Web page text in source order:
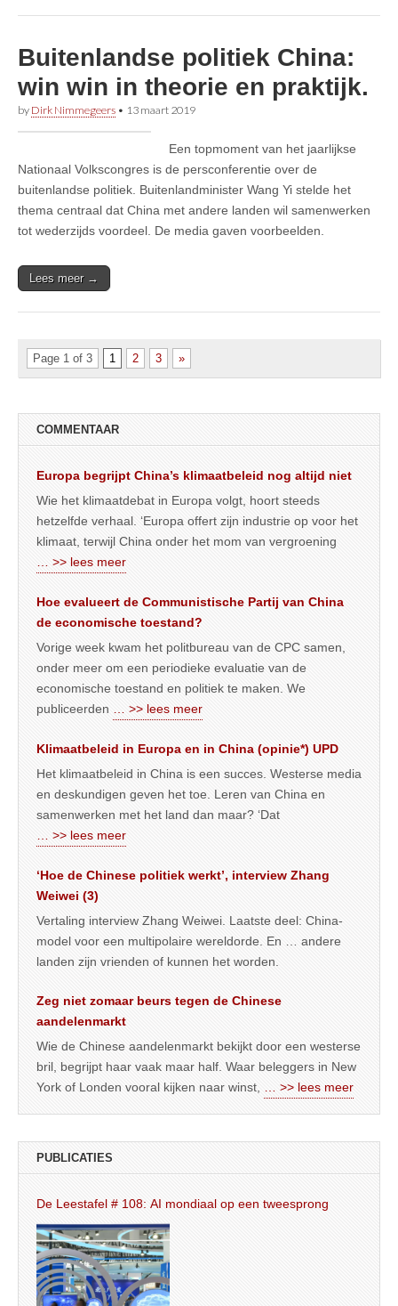
Buitenlandse politiek China:
win win in theorie en praktijk.
by Dirk Nimmegeers • 13 maart 2019
Een topmoment van het jaarlijkse
Nationaal Volkscongres is de persconferentie over de
buitenlandse politiek. Buitenlandminister Wang Yi stelde het
thema centraal dat China met andere landen wil samenwerken
tot wederzijds voordeel. De media gaven voorbeelden.
Lees meer →
Page 1 of 3 1 2 3 »
COMMENTAAR
Europa begrijpt China’s klimaatbeleid nog altijd niet
Wie het klimaatdebat in Europa volgt, hoort steeds
hetzelfde verhaal. ‘Europa offert zijn industrie op voor het
klimaat, terwijl China onder het mom van vergroening
… >> lees meer
Hoe evalueert de Communistische Partij van China
de economische toestand?
Vorige week kwam het politbureau van de CPC samen,
onder meer om een periodieke evaluatie van de
economische toestand en politiek te maken. We
publiceerden
… >> lees meer
Klimaatbeleid in Europa en in China (opinie*) UPD
Het klimaatbeleid in China is een succes. Westerse media
en deskundigen geven het toe. Leren van China en
samenwerken met het land dan maar? ‘Dat
… >> lees meer
‘Hoe de Chinese politiek werkt’, interview Zhang
Weiwei (3)
Vertaling interview Zhang Weiwei. Laatste deel: China-
model voor een multipolaire wereldorde. En … andere
landen zijn vrienden of kunnen het worden.
Zeg niet zomaar beurs tegen de Chinese
aandelenmarkt
Wie de Chinese aandelenmarkt bekijkt door een westerse
bril, begrijpt haar vaak maar half. Waar beleggers in New
York of Londen vooral kijken naar winst,
… >> lees meer
PUBLICATIES
De Leestafel # 108: AI mondiaal op een tweesprong